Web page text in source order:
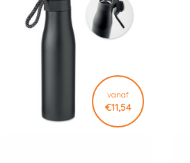
vanaf
€11,54